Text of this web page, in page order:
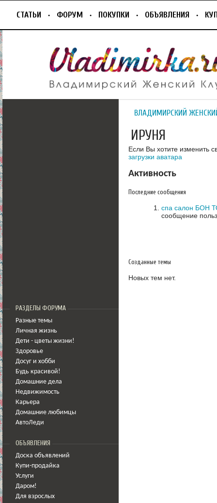
СТАТЬИ ФОРУМ ПОКУПКИ ОБЪЯВЛЕНИЯ
РАЗДЕЛЫ ФОРУМА
Разные темы
Личная жизнь
Дети - цветы жизни!
Здоровье
Досуг и хобби
Будь красивой!
Домашние дела
Недвижимость
Карьера
Домашние любимцы
АвтоЛеди
ОБЪЯВЛЕНИЯ
Доска объявлений
Купи-продайка
Услуги
Даром!
Для взрослых
ВЛАДИМИРСКИЙ
ИРУНЯ
Если Вы хотите изменить
загрузки аватара
Активность
Последние сообщения
спа салон БОН
сообщение
Созданные темы
Новых тем нет.